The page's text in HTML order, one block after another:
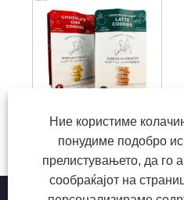
Ние користиме
понудиме подобро
прелистувањето, да го
сообраќајот на